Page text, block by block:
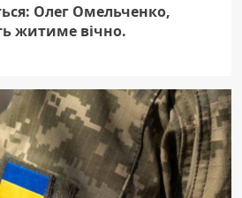
Олег Омельченко,
житиме вічно.